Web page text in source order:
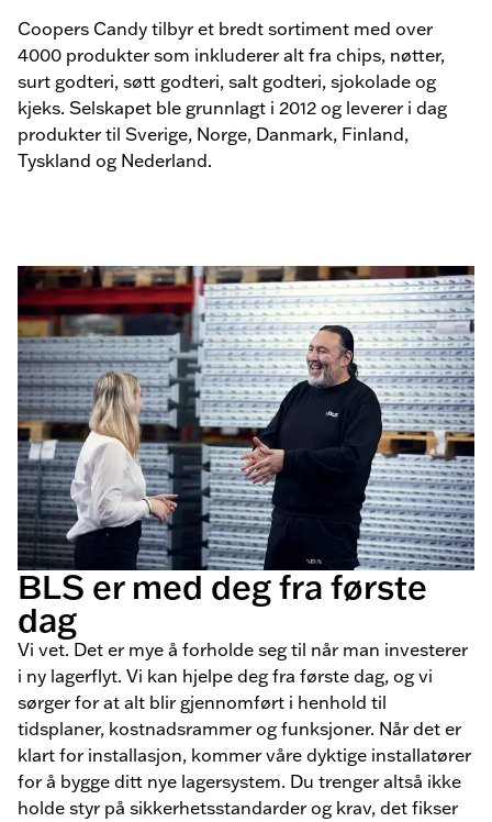
Coopers Candy tilbyr et bredt sortiment med over
4000 produkter som inkluderer alt fra chips, nøtter,
surt godteri, søtt godteri, salt godteri, sjokolade og
kjeks. Selskapet ble grunnlagt i 2012 og leverer i dag
produkter til Sverige, Norge, Danmark, Finland,
Tyskland og Nederland.
BLS er med deg fra første
dag
Vi vet. Det er mye å forholde seg til når man investerer
i ny lagerflyt. Vi kan hjelpe deg fra første dag, og vi
sørger for at alt blir gjennomført i henhold til
tidsplaner, kostnadsrammer og funksjoner. Når det er
klart for installasjon, kommer våre dyktige installatører
for å bygge ditt nye lagersystem. Du trenger altså ikke
holde styr på sikkerhetsstandarder og krav, det fikser